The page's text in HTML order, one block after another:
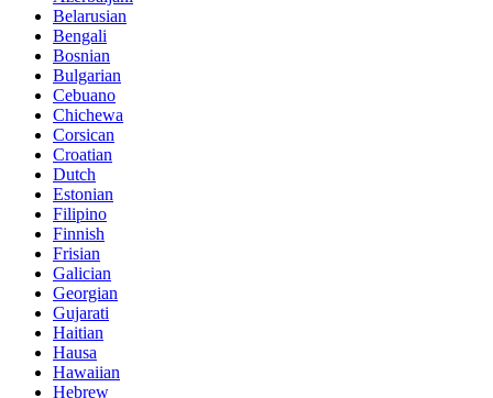
Belarusian
Bengali
Bosnian
Bulgarian
Cebuano
Chichewa
Corsican
Croatian
Dutch
Estonian
Filipino
Finnish
Frisian
Galician
Georgian
Gujarati
Haitian
Hausa
Hawaiian
Hebrew